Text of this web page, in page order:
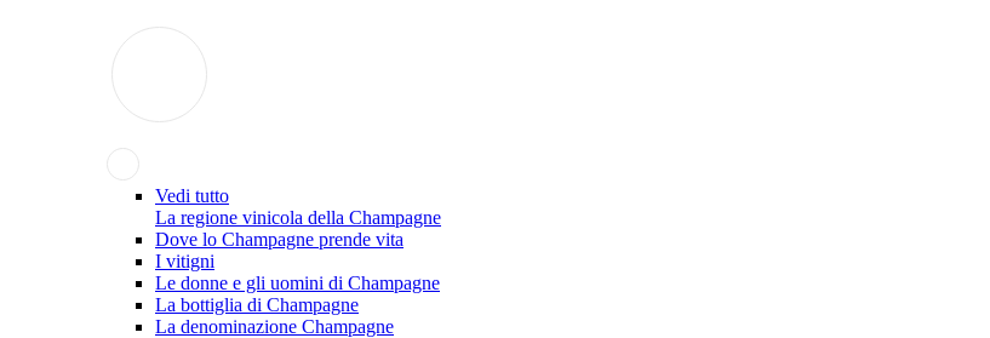
Vedi tutto
La regione vinicola della Champagne
Dove lo Champagne prende vita
I vitigni
Le donne e gli uomini di Champagne
La bottiglia di Champagne
La denominazione Champagne